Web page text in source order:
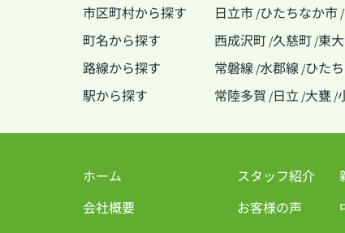
市区町村から探す 日立市 /ひたちなか市 /
町名から探す
西成沢町 /久慈町 /東
路線から探す
常磐線 /水郡線 /ひた
駅から探す
常陸多賀 /日立 /大甕 /
ホーム
会社概要
スタッフ紹介
お客様の声